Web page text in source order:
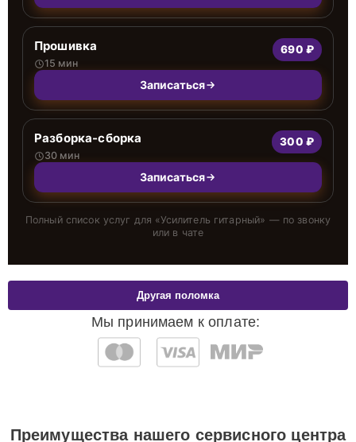
Прошивка
15 мин
690 ₽
Записаться
Разборка-сборка
30 мин
300 ₽
Записаться
Полный список услуг для «Усилитель гитарный» — по звонку
или в чате
Мы принимаем к оплате:
Другая поломка
Преимущества нашего сервисного центра